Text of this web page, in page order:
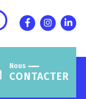
Nous
CONTACTER